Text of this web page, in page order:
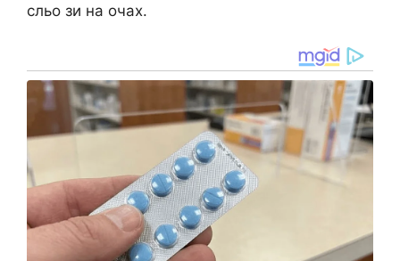
сльо зи на очах.